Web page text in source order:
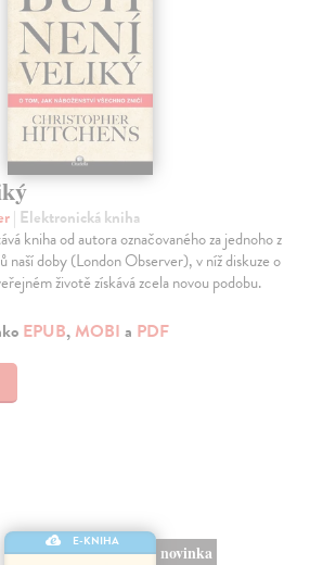
| Elektronická kniha
kniha od autora označovaného za jednoho z
naší doby (London Observer), v níž diskuze o
životě získává zcela novou podobu.
EPUB, MOBI a PDF
E-KNIHA
novinka